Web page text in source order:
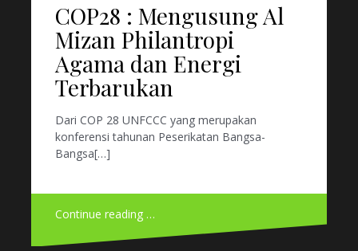
COP28 : Mengusung Al
Mizan Philantropi
Agama dan Energi
Terbarukan
Dari COP 28 UNFCCC yang merupakan
konferensi tahunan Peserikatan Bangsa-
Bangsa[…]
Continue reading …